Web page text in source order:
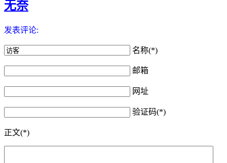
无奈
发表评论:
名称(*)
邮箱
网址
验证码(*)
正文(*)